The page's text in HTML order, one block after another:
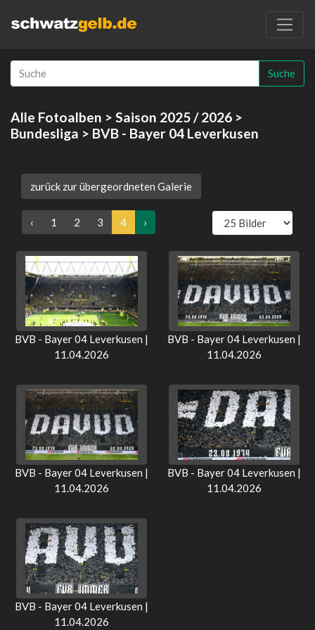
Suche
Alle Fotoalben > Saison 2025 / 2026 >
Bundesliga > BVB - Bayer 04 Leverkusen
zurück zur übergeordneten Galerie
‹ 1 2 3 4 ›
BVB - Bayer 04 Leverkusen |
11.04.2026
BVB - Bayer 04 Leverkusen |
11.04.2026
BVB - Bayer 04 Leverkusen |
11.04.2026
BVB - Bayer 04 Leverkusen |
11.04.2026
BVB - Bayer 04 Leverkusen |
11.04.2026